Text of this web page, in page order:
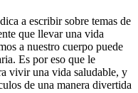
a escribir sobre temas de
que llevar una vida
a nuestro cuerpo puede
Es por eso que le
vivir una vida saludable, y
de una manera divertida